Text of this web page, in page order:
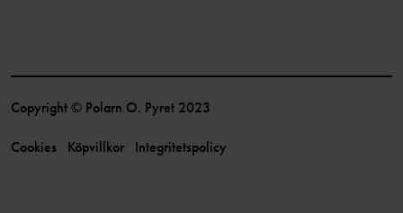
Copyright © Polarn O. Pyret 2023
Cookies Köpvillkor Integritetspolicy